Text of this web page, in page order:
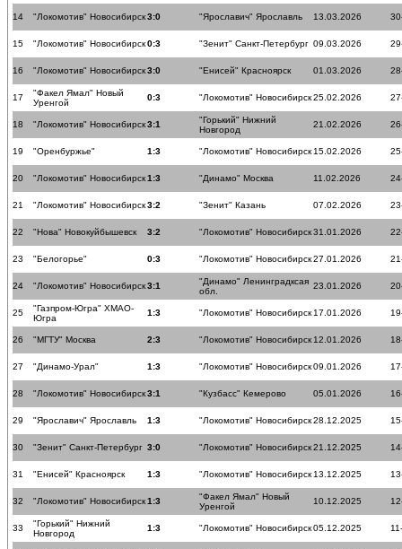
14 "Локомотив" Новосибирск3:0 "Ярославич" Ярославль 13.03.2026
15 "Локомотив" Новосибирск0:3 "Зенит" Санкт-Петербург 09.03.2026
16 "Локомотив" Новосибирск3:0 "Енисей" Красноярск 01.03.2026
17
"Факел Ямал" Новый
Уренгой
0:3 "Локомотив" Новосибирск25.02.2026
18 "Локомотив" Новосибирск3:1
"Горький" Нижний
Новгород
21.02.2026
19 "Оренбуржье" 1:3 "Локомотив" Новосибирск 15.02.2026
20 "Локомотив" Новосибирск1:3 "Динамо" Москва 11.02.2026
21 "Локомотив" Новосибирск3:2 "Зенит" Казань 07.02.2026
22 "Нова" Новокуйбышевск 3:2 "Локомотив" Новосибирск31.01.2026
23 "Белогорье" 0:3 "Локомотив" Новосибирск27.01.2026
24 "Локомотив" Новосибирск3:1
"Динамо" Ленинградксая
обл.
23.01.2026
25
"Газпром-Югра" ХМАО-
Югра
1:3 "Локомотив" Новосибирск 17.01.2026
26 "МГТУ" Москва 2:3 "Локомотив" Новосибирск 12.01.2026
27 "Динамо-Урал" 1:3 "Локомотив" Новосибирск09.01.2026
28 "Локомотив" Новосибирск3:1 "Кузбасс" Кемерово 05.01.2026
29 "Ярославич" Ярославль 1:3 "Локомотив" Новосибирск28.12.2025
30 "Зенит" Санкт-Петербург 3:0 "Локомотив" Новосибирск21.12.2025
31 "Енисей" Красноярск 1:3 "Локомотив" Новосибирск 13.12.2025
32 "Локомотив" Новосибирск1:3
"Факел Ямал" Новый
Уренгой
10.12.2025
33
"Горький" Нижний
Новгород
1:3 "Локомотив" Новосибирск05.12.2025